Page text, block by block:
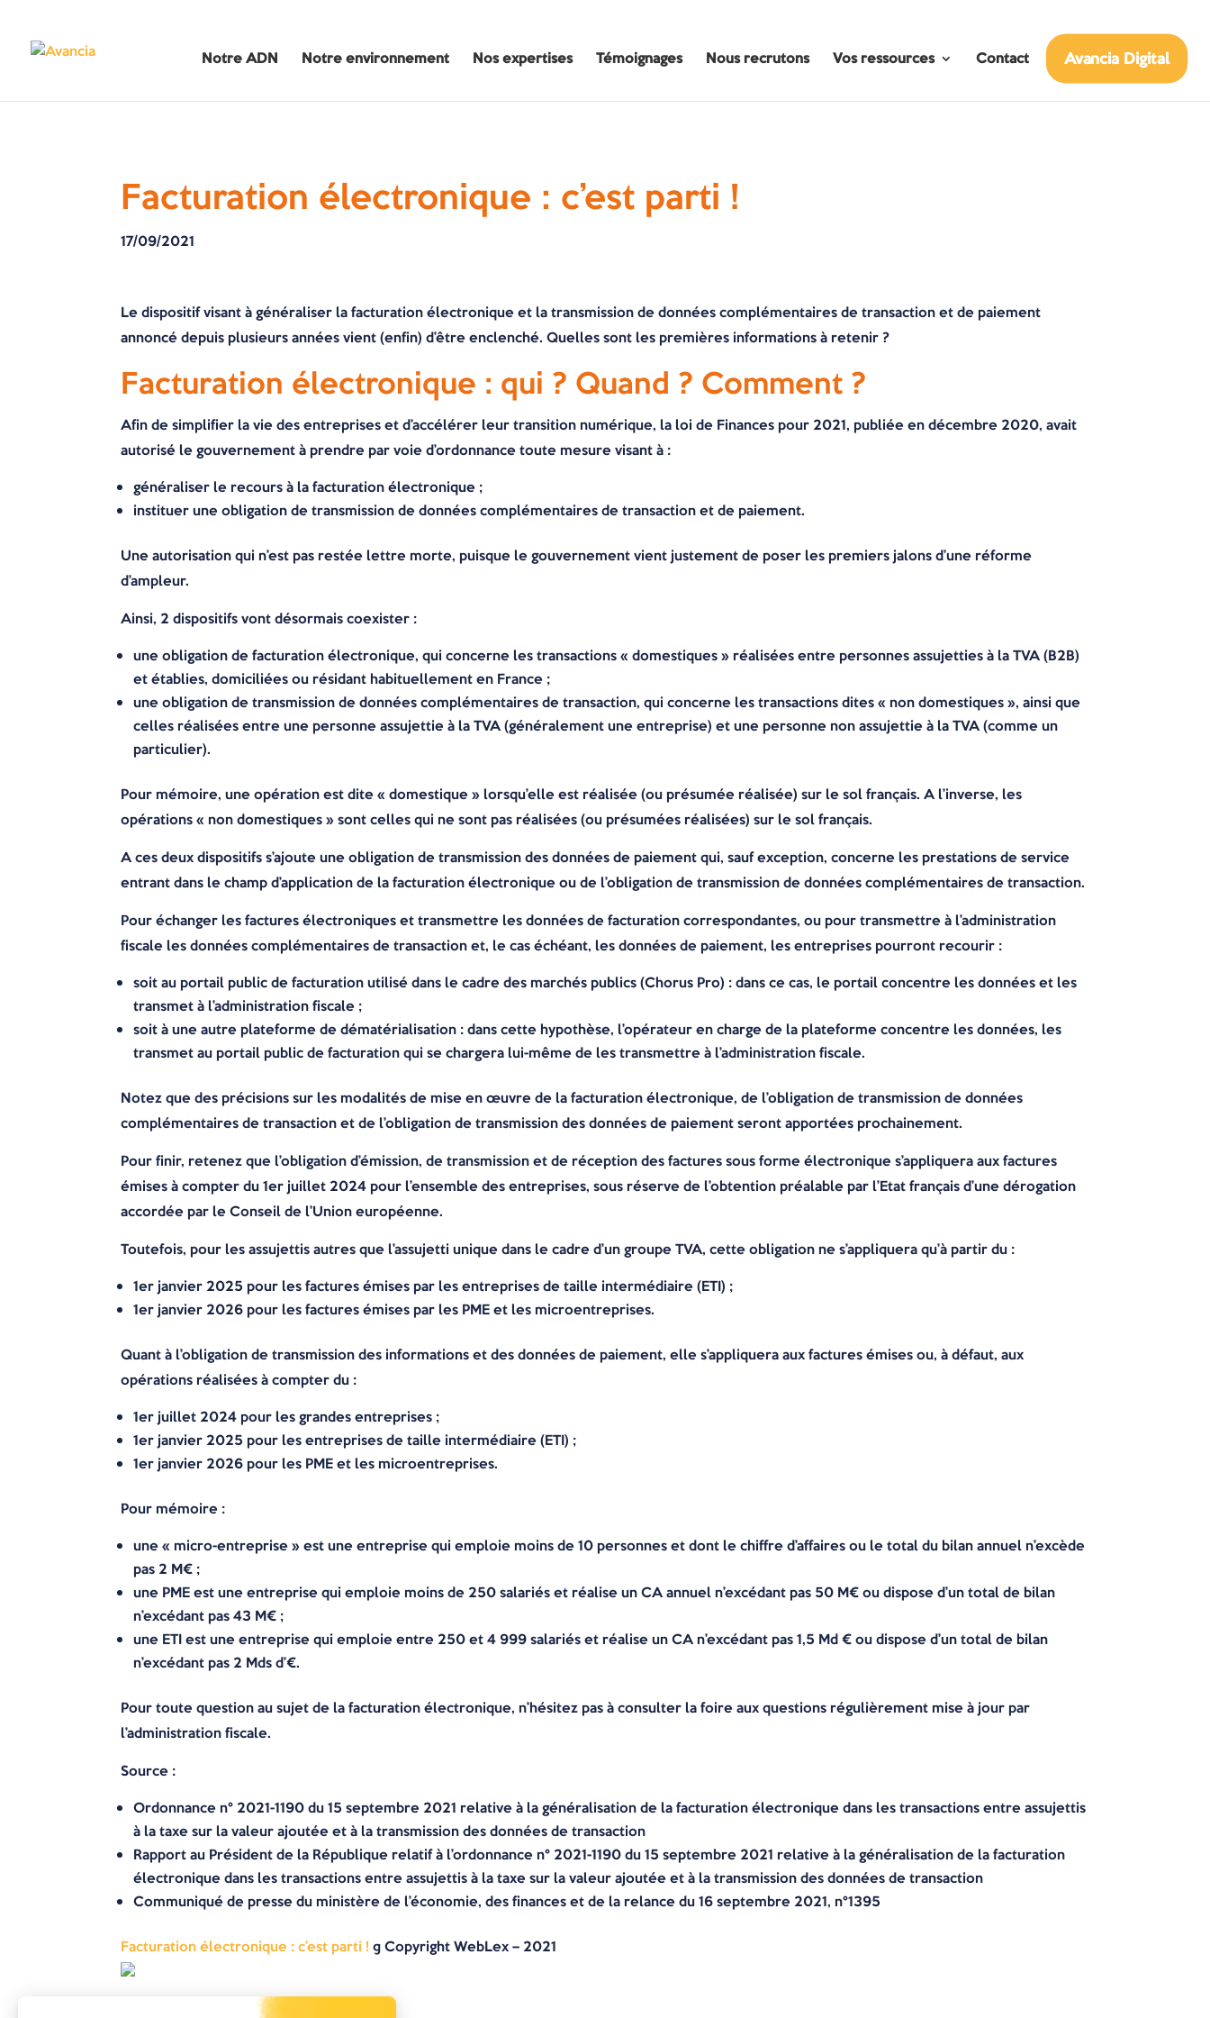
Notre ADN Notre environnement Nos expertises Témoignages Nous recrutons Vos ressources Contact Avancia Digital
Facturation électronique : c’est parti !
17/09/2021
Le dispositif visant à généraliser la facturation électronique et la transmission de données complémentaires de transaction et de paiement
annoncé depuis plusieurs années vient (enfin) d’être enclenché. Quelles sont les premières informations à retenir ?
Facturation électronique : qui ? Quand ? Comment ?
Afin de simplifier la vie des entreprises et d’accélérer leur transition numérique, la loi de Finances pour 2021, publiée en décembre 2020, avait
autorisé le gouvernement à prendre par voie d’ordonnance toute mesure visant à :
généraliser le recours à la facturation électronique ;
instituer une obligation de transmission de données complémentaires de transaction et de paiement.
Une autorisation qui n’est pas restée lettre morte, puisque le gouvernement vient justement de poser les premiers jalons d’une réforme
d’ampleur.
Ainsi, 2 dispositifs vont désormais coexister :
une obligation de facturation électronique, qui concerne les transactions « domestiques » réalisées entre personnes assujetties à la TVA (B2B)
et établies, domiciliées ou résidant habituellement en France ;
une obligation de transmission de données complémentaires de transaction, qui concerne les transactions dites « non domestiques », ainsi que
celles réalisées entre une personne assujettie à la TVA (généralement une entreprise) et une personne non assujettie à la TVA (comme un
particulier).
Pour mémoire, une opération est dite « domestique » lorsqu’elle est réalisée (ou présumée réalisée) sur le sol français. A l’inverse, les
opérations « non domestiques » sont celles qui ne sont pas réalisées (ou présumées réalisées) sur le sol français.
A ces deux dispositifs s’ajoute une obligation de transmission des données de paiement qui, sauf exception, concerne les prestations de service
entrant dans le champ d’application de la facturation électronique ou de l’obligation de transmission de données complémentaires de transaction.
Pour échanger les factures électroniques et transmettre les données de facturation correspondantes, ou pour transmettre à l’administration
fiscale les données complémentaires de transaction et, le cas échéant, les données de paiement, les entreprises pourront recourir :
soit au portail public de facturation utilisé dans le cadre des marchés publics (Chorus Pro) : dans ce cas, le portail concentre les données et les
transmet à l’administration fiscale ;
soit à une autre plateforme de dématérialisation : dans cette hypothèse, l’opérateur en charge de la plateforme concentre les données, les
transmet au portail public de facturation qui se chargera lui-même de les transmettre à l’administration fiscale.
Notez que des précisions sur les modalités de mise en œuvre de la facturation électronique, de l’obligation de transmission de données
complémentaires de transaction et de l’obligation de transmission des données de paiement seront apportées prochainement.
Pour finir, retenez que l’obligation d’émission, de transmission et de réception des factures sous forme électronique s’appliquera aux factures
émises à compter du 1er juillet 2024 pour l’ensemble des entreprises, sous réserve de l’obtention préalable par l’Etat français d’une dérogation
accordée par le Conseil de l’Union européenne.
Toutefois, pour les assujettis autres que l’assujetti unique dans le cadre d’un groupe TVA, cette obligation ne s’appliquera qu’à partir du :
1er janvier 2025 pour les factures émises par les entreprises de taille intermédiaire (ETI) ;
1er janvier 2026 pour les factures émises par les PME et les microentreprises.
Quant à l’obligation de transmission des informations et des données de paiement, elle s’appliquera aux factures émises ou, à défaut, aux
opérations réalisées à compter du :
1er juillet 2024 pour les grandes entreprises ;
1er janvier 2025 pour les entreprises de taille intermédiaire (ETI) ;
1er janvier 2026 pour les PME et les microentreprises.
Pour mémoire :
une « micro-entreprise » est une entreprise qui emploie moins de 10 personnes et dont le chiffre d’affaires ou le total du bilan annuel n’excède
pas 2 M€ ;
une PME est une entreprise qui emploie moins de 250 salariés et réalise un CA annuel n’excédant pas 50 M€ ou dispose d’un total de bilan
n’excédant pas 43 M€ ;
une ETI est une entreprise qui emploie entre 250 et 4 999 salariés et réalise un CA n’excédant pas 1,5 Md € ou dispose d’un total de bilan
n’excédant pas 2 Mds d’€.
Pour toute question au sujet de la facturation électronique, n’hésitez pas à consulter la foire aux questions régulièrement mise à jour par
l’administration fiscale.
Source :
Ordonnance n° 2021-1190 du 15 septembre 2021 relative à la généralisation de la facturation électronique dans les transactions entre assujettis
à la taxe sur la valeur ajoutée et à la transmission des données de transaction
Rapport au Président de la République relatif à l’ordonnance n° 2021-1190 du 15 septembre 2021 relative à la généralisation de la facturation
électronique dans les transactions entre assujettis à la taxe sur la valeur ajoutée et à la transmission des données de transaction
Communiqué de presse du ministère de l’économie, des finances et de la relance du 16 septembre 2021, n°1395
Facturation électronique : c’est parti !© Copyright WebLex – 2021